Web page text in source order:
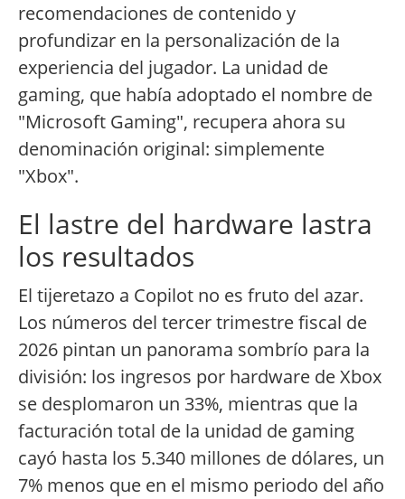
recomendaciones de contenido y
profundizar en la personalización de la
experiencia del jugador. La unidad de
gaming, que había adoptado el nombre de
"Microsoft Gaming", recupera ahora su
denominación original: simplemente
"Xbox".
El lastre del hardware lastra
los resultados
El tijeretazo a Copilot no es fruto del azar.
Los números del tercer trimestre fiscal de
2026 pintan un panorama sombrío para la
división: los ingresos por hardware de Xbox
se desplomaron un 33%, mientras que la
facturación total de la unidad de gaming
cayó hasta los 5.340 millones de dólares, un
7% menos que en el mismo periodo del año